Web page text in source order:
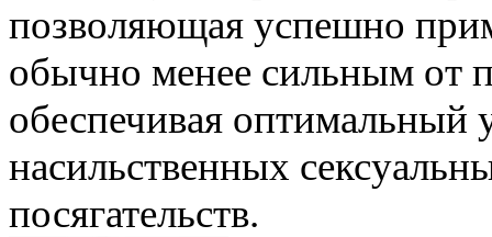
позволяющая успешно
обычно менее сильным
обеспечивая оптимальный
насильственных
посягательств.